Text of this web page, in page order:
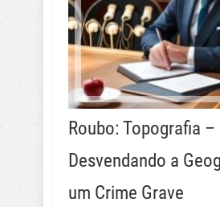
Roubo: Topografia –
Desvendando a
um Crime Grave